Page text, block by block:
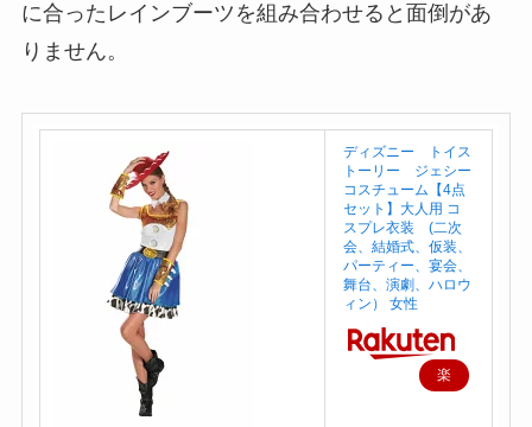
に合ったレインブーツを組み合わせる と面倒があ
りません。
ディズニー トイス
トーリー ジェシー
コスチューム【4点
セット】大人用 コ
スプレ衣装 (二次
会、結婚式、仮装、
パーティー、宴会、
舞台、演劇、ハロウ
ィン） 女性
楽